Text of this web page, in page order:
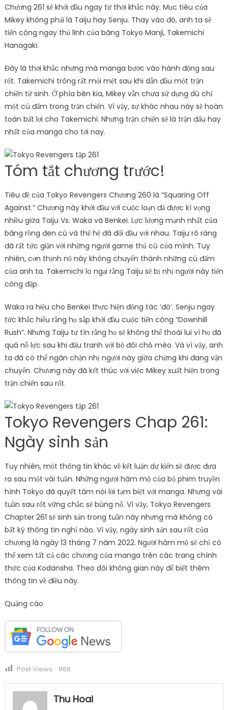
Chương 261 sẽ khởi đầu ngay từ thời khắc này. Mục tiêu của
Mikey không phải là Taiju hay Senju. Thay vào đó, anh ta sẽ
tiến công ngay thủ lĩnh của băng Tokyo Manji, Takemichi
Hanagaki.
Đây là thời khắc nhưng mà manga bước vào hành động sau
rốt. Takemichi trông rất mỏi mệt sau khi dẫn đầu một trận
chiến tử sinh. Ở phía bên kia, Mikey vẫn chưa sử dụng dù chỉ
một cú đấm trong trận chiến. Vì vậy, sự khác nhau này sẽ hoàn
toàn bất lợi cho Takemichi. Nhưng trận chiến sẽ là trận đấu hay
nhất của manga cho tới nay.
Tóm tắt chương trước!
Tiêu đề của Tokyo Revengers Chương 260 là “Squaring Off
Against.” Chương này khởi đầu với cuộc loạn đả được kì vọng
nhiều giữa Taiju Vs. Waka và Benkei. Lực lượng mạnh nhất của
băng rồng đen cũ và thế hệ đã đối đầu với nhau. Taiju rõ ràng
đã rất tức giận với những người game thủ cũ của mình. Tuy
nhiên, cơn thịnh nộ này không chuyển thành những cú đấm
của anh ta. Takemichi lo ngại rằng Taiju sẽ bị nhị người này tiến
công đập.
Waka ra hiệu cho Benkei thực hiện động tác ‘đó’. Senju ngay
tức khắc hiểu rằng họ sắp khởi đầu cuộc tiến công “Downhill
Rush”. Nhưng Taiju tự tín rằng họ sẽ không thể thoái lui vì họ đã
quá nỗ lực sau khi đấu tranh với bộ đôi chó mèo. Và vì vậy, anh
ta đã có thể ngăn chặn nhị người này giữa chừng khi đang vận
chuyển. Chương này đã kết thúc với việc Mikey xuất hiện trong
trận chiến sau rốt.
Tokyo Revengers Chap 261:
Ngày sinh sản
Tuy nhiên, một thông tin khác về kết luận dự kiến ​​sẽ được đưa
ra sau một vài tuần. Những người hâm mộ của bộ phim truyền
hình Tokyo đã quyết tâm nói lời tạm biệt với manga. Nhưng vài
tuần sau rốt vững chắc sẽ bùng nổ. Vì vậy, Tokyo Revengers
Chapter 261 sẽ sinh sản trong tuần này nhưng mà không có
bất kỳ thông tin nghỉ nào. Vì vậy, ngày sinh sản sau rốt của
chương là ngày 13 tháng 7 năm 2022. Người hâm mộ sẽ chỉ có
thể xem tất cả các chương của manga trên các trang chính
thức của Kodansha. Theo dõi không gian này để biết thêm
thông tin về điều này.
Quảng cáo
Post Views: 966
Thu Hoai